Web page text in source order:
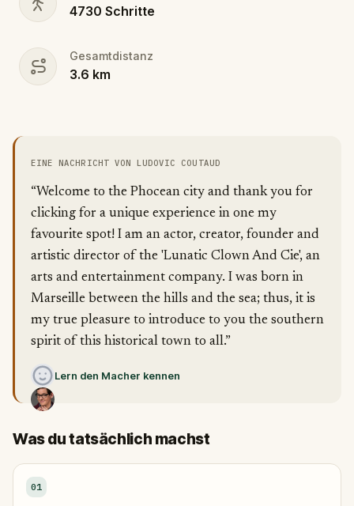
4730 Schritte
Gesamtdistanz
3.6 km
EINE NACHRICHT VON LUDOVIC COUTAUD
“Welcome to the Phocean city and thank you for
clicking for a unique experience in one my
favourite spot! I am an actor, creator, founder and
artistic director of the 'Lunatic Clown And Cie', an
arts and entertainment company. I was born in
Marseille between the hills and the sea; thus, it is
my true pleasure to introduce to you the southern
spirit of this historical town to all.”
Lern den Macher kennen
Was du tatsächlich machst
01